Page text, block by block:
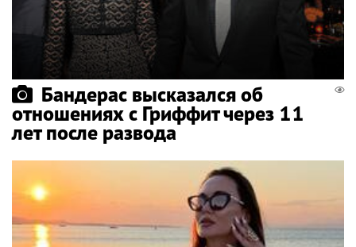
Бандерас высказался об
отношениях с Гриффит через 11
лет после развода